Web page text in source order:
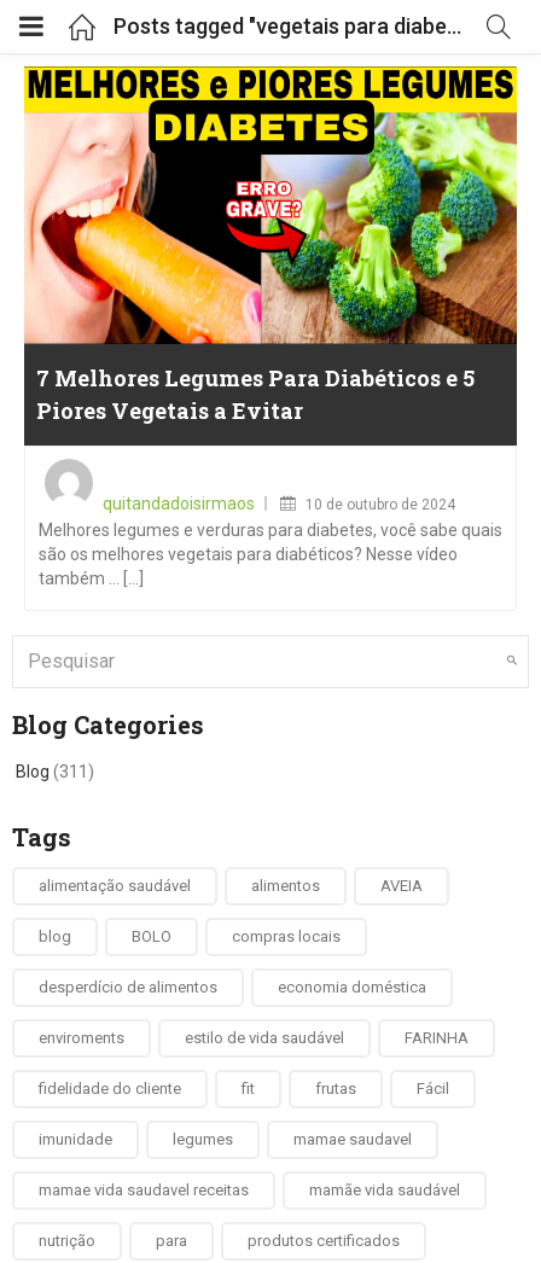
Posts tagged "vegetais para diabetes"
7 Melhores Legumes Para Diabéticos e 5
Piores Vegetais a Evitar
quitandadoisirmaos
10 de outubro de 2024
Melhores legumes e verduras para diabetes, você sabe quais
são os melhores vegetais para diabéticos? Nesse vídeo
também … [...]
Blog Categories
Blog (311)
Tags
alimentação saudável alimentos AVEIA
blog BOLO compras locais
desperdício de alimentos economia doméstica
enviroments estilo de vida saudável FARINHA
fidelidade do cliente fit frutas Fácil
imunidade legumes mamae saudavel
mamae vida saudavel receitas mamãe vida saudável
nutrição para produtos certificados